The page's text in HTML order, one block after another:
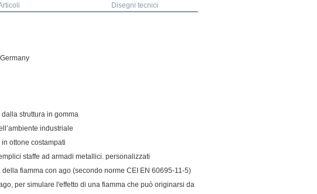
Disegni tecnici
struttura in gomma
industriale
ottone costampati
staffe ad armadi metallici. personalizzati
fiamma con ago (secondo norme CEI EN 60695-11-5)
per simulare l'effetto di una fiamma che può originarsi da